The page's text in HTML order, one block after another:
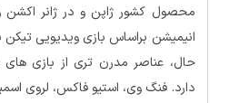
محصول کشور ژاپن و در ژانر اکشن
انیمیشن براساس بازی ویدیویی
دارد. فنگ وی، استیو فاکس، لروی